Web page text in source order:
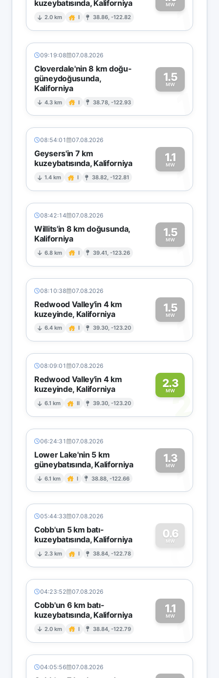
kuzeybatısında, Kaliforniya
2.0 km I 38.86, -122.82
MW1
09:19:08 07.08.2026
Cloverdale'nin 8 km doğu-
güneydoğusunda,
Kaliforniya
4.3 km I 38.78, -122.93
1.5
MW
1
08:54:01 07.08.2026
Geysers'in 7 km
kuzeybatısında, Kaliforniya
1.4 km I 38.82, -122.81
1.1
MW1
08:42:14 07.08.2026
Willits'in 8 km doğusunda,
Kaliforniya
6.8 km I 39.41, -123.26
1.5
MW1
08:10:38 07.08.2026
Redwood Valley'in 4 km
kuzeyinde, Kaliforniya
6.4 km I 39.30, -123.20
1.5
MW1
08:09:01 07.08.2026
Redwood Valley'in 4 km
kuzeyinde, Kaliforniya
6.1 km II 39.30, -123.20
2.3
MW2
06:24:31 07.08.2026
Lower Lake'nin 5 km
güneybatısında, Kaliforniya
6.1 km I 38.88, -122.66
1.3
MW1
05:44:33 07.08.2026
Cobb'un 5 km batı-
kuzeybatısında, Kaliforniya
2.3 km I 38.84, -122.78
0.6
MW
0
04:23:52 07.08.2026
Cobb'un 6 km batı-
kuzeybatısında, Kaliforniya
2.0 km I 38.84, -122.79
1.1
MW1
04:05:56 07.08.2026